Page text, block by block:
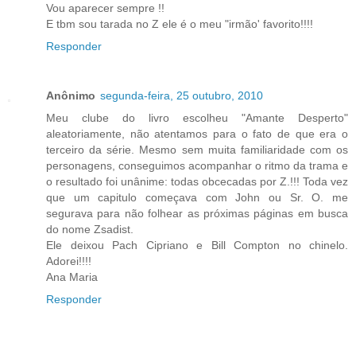
Vou aparecer sempre !!
E tbm sou tarada no Z ele é o meu "irmão' favorito!!!!
Responder
Anônimo segunda-feira, 25 outubro, 2010
Meu clube do livro escolheu "Amante Desperto"
aleatoriamente, não atentamos para o fato de que era o
terceiro da série. Mesmo sem muita familiaridade com os
personagens, conseguimos acompanhar o ritmo da trama e
o resultado foi unânime: todas obcecadas por Z.!!! Toda vez
que um capitulo começava com John ou Sr. O. me
segurava para não folhear as próximas páginas em busca
do nome Zsadist.
Ele deixou Pach Cipriano e Bill Compton no chinelo.
Adorei!!!!
Ana Maria
Responder